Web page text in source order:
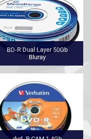
BD-R Dual Layer 50Gb
Bluray